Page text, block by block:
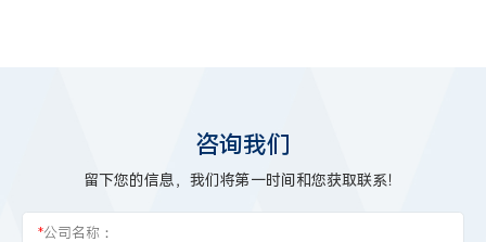
咨询我们
留下您的信息，我们将第一时间和您获取联系！
*公司名称：